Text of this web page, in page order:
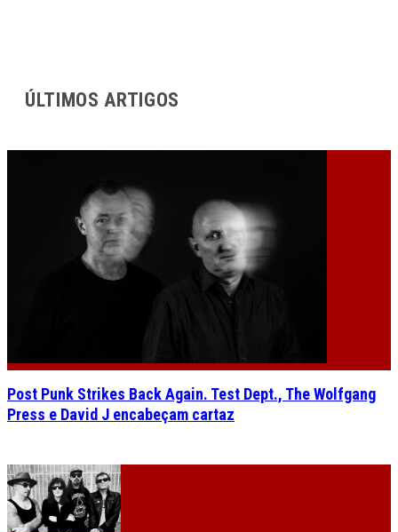
ÚLTIMOS ARTIGOS
Post Punk Strikes Back Again. Test Dept., The Wolfgang
Press e David J encabeçam cartaz